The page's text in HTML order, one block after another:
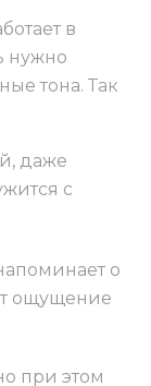
в
нужно
тона. Так
даже
с
о
ощущение
при этом